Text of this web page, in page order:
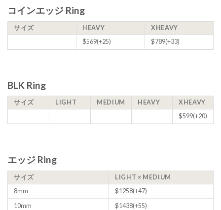
コインエッジ Ring
サイズ HEAVY
XHEAVY
$569(+25)
$789(+33)
BLK Ring
サイズ LIGHT MEDIUM HEAVY
XHEAVY
$599(+20)
エッジ Ring
サイズ
LIGHT × MEDIUM
8mm
$1258(+47)
10mm
$1438(+55)